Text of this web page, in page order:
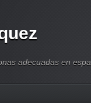
adecuadas en